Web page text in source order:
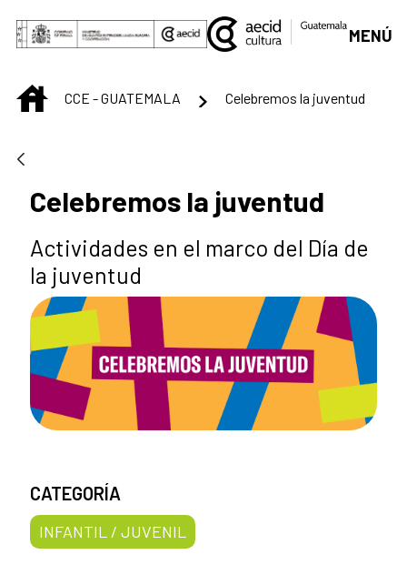
Saltar al contenido principal
MENÚ
INICIOCCE - GUATEMALA Celebremos la juventud
Celebremos la juventud
Actividades en el marco del Día de
la juventud
CATEGORÍA
INFANTIL / JUVENIL